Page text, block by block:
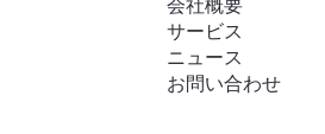
サービス
ニュース
お問い合わせ